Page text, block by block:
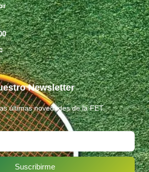
Newsletter
últimas novedades de la FET.
Suscribirme